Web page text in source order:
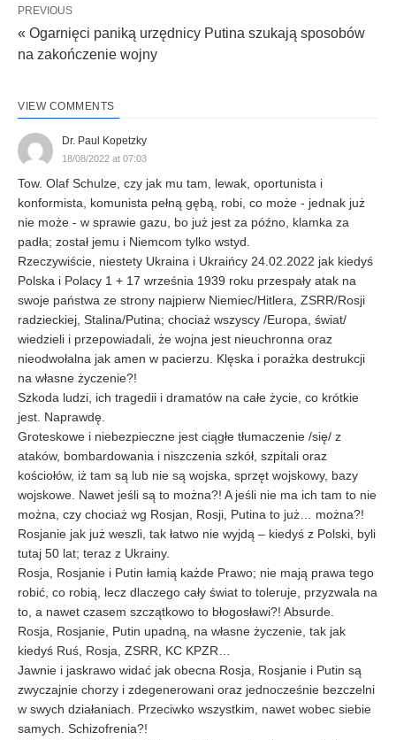
PREVIOUS
« Ogarnięci paniką urzędnicy Putina szukają sposobów
na zakończenie wojny
VIEW COMMENTS
Dr. Paul Kopetzky
18/08/2022 at 07:03
Tow. Olaf Schulze, czy jak mu tam, lewak, oportunista i
konformista, komunista pełną gębą, robi, co może - jednak już
nie może - w sprawie gazu, bo już jest za późno, klamka za
padła; został jemu i Niemcom tylko wstyd.
Rzeczywiście, niestety Ukraina i Ukraińcy 24.02.2022 jak kiedyś
Polska i Polacy 1 + 17 września 1939 roku przespały atak na
swoje państwa ze strony najpierw Niemiec/Hitlera, ZSRR/Rosji
radzieckiej, Stalina/Putina; chociaż wszyscy /Europa, świat/
wiedzieli i przepowiadali, że wojna jest nieuchronna oraz
nieodwołalna jak amen w pacierzu. Klęska i porażka destrukcji
na własne życzenie?!
Szkoda ludzi, ich tragedii i dramatów na całe życie, co krótkie
jest. Naprawdę.
Groteskowe i niebezpieczne jest ciągłe tłumaczenie /się/ z
ataków, bombardowania i niszczenia szkół, szpitali oraz
kościołów, iż tam są lub nie są wojska, sprzęt wojskowy, bazy
wojskowe. Nawet jeśli są to można?! A jeśli nie ma ich tam to nie
można, czy chociaż wg Rosjan, Rosji, Putina to już… można?!
Rosjanie jak już weszli, tak łatwo nie wyjdą – kiedyś z Polski, byli
tutaj 50 lat; teraz z Ukrainy.
Rosja, Rosjanie i Putin łamią każde Prawo; nie mają prawa tego
robić, co robią, lecz dlaczego cały świat to toleruje, przyzwala na
to, a nawet czasem szczątkowo to błogosławi?! Absurde.
Rosja, Rosjanie, Putin upadną, na własne życzenie, tak jak
kiedyś Ruś, Rosja, ZSRR, KC KPZR…
Jawnie i jaskrawo widać jak obecna Rosja, Rosjanie i Putin są
zwyczajnie chorzy i zdegenerowani oraz jednocześnie bezczelni
w swych działaniach. Przeciwko wszystkim, nawet wobec siebie
samych. Schizofrenia?!